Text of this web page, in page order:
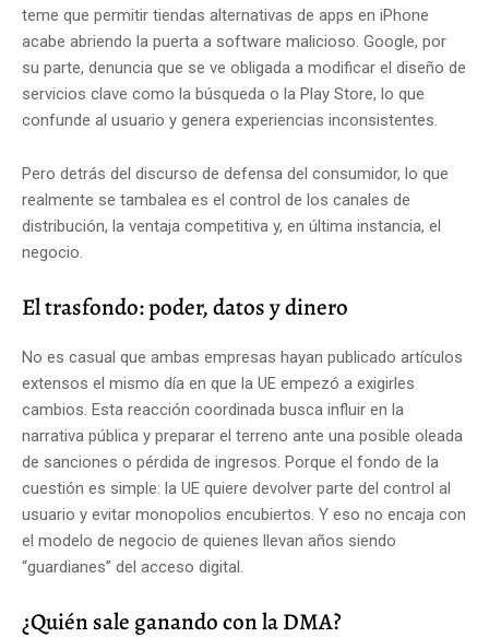
teme que permitir tiendas alternativas de apps en iPhone
acabe abriendo la puerta a software malicioso. Google, por
su parte, denuncia que se ve obligada a modificar el diseño de
servicios clave como la búsqueda o la Play Store, lo que
confunde al usuario y genera experiencias inconsistentes.
Pero detrás del discurso de defensa del consumidor, lo que
realmente se tambalea es el control de los canales de
distribución, la ventaja competitiva y, en última instancia, el
negocio.
El trasfondo: poder, datos y dinero
No es casual que ambas empresas hayan publicado artículos
extensos el mismo día en que la UE empezó a exigirles
cambios. Esta reacción coordinada busca influir en la
narrativa pública y preparar el terreno ante una posible oleada
de sanciones o pérdida de ingresos. Porque el fondo de la
cuestión es simple: la UE quiere devolver parte del control al
usuario y evitar monopolios encubiertos. Y eso no encaja con
el modelo de negocio de quienes llevan años siendo
“guardianes” del acceso digital.
¿Quién sale ganando con la DMA?